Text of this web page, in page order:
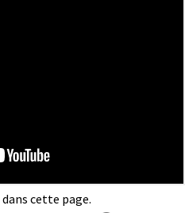
dans cette page.